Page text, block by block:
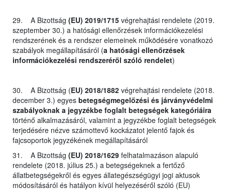
29. A Bizottság (EU) 2019/1715 végrehajtási rendelete (2019.
szeptember 30.) a hatósági ellenőrzések információkezelési
rendszerének és a rendszer elemeinek működésére vonatkozó
szabályok megállapításáról (a hatósági ellenőrzések
információkezelési rendszeréről szóló rendelet)
30. A Bizottság (EU) 2018/1882 végrehajtási rendelete (2018.
december 3.) egyes betegségmegelőzési és járványvédelmi
szabályoknak a jegyzékbe foglalt betegségek kategóriáira
történő alkalmazásáról, valamint a jegyzékbe foglalt betegségek
terjedésére nézve számottevő kockázatot jelentő fajok és
fajcsoportok jegyzékének megállapításáról
31. A Bizottság (EU) 2018/1629 felhatalmazáson alapuló
rendelete (2018. július 25.) a betegségeknek a fertőző
állatbetegségekről és egyes állategészségügyi jogi aktusok
módosításáról és hatályon kívül helyezéséről szóló (EU)